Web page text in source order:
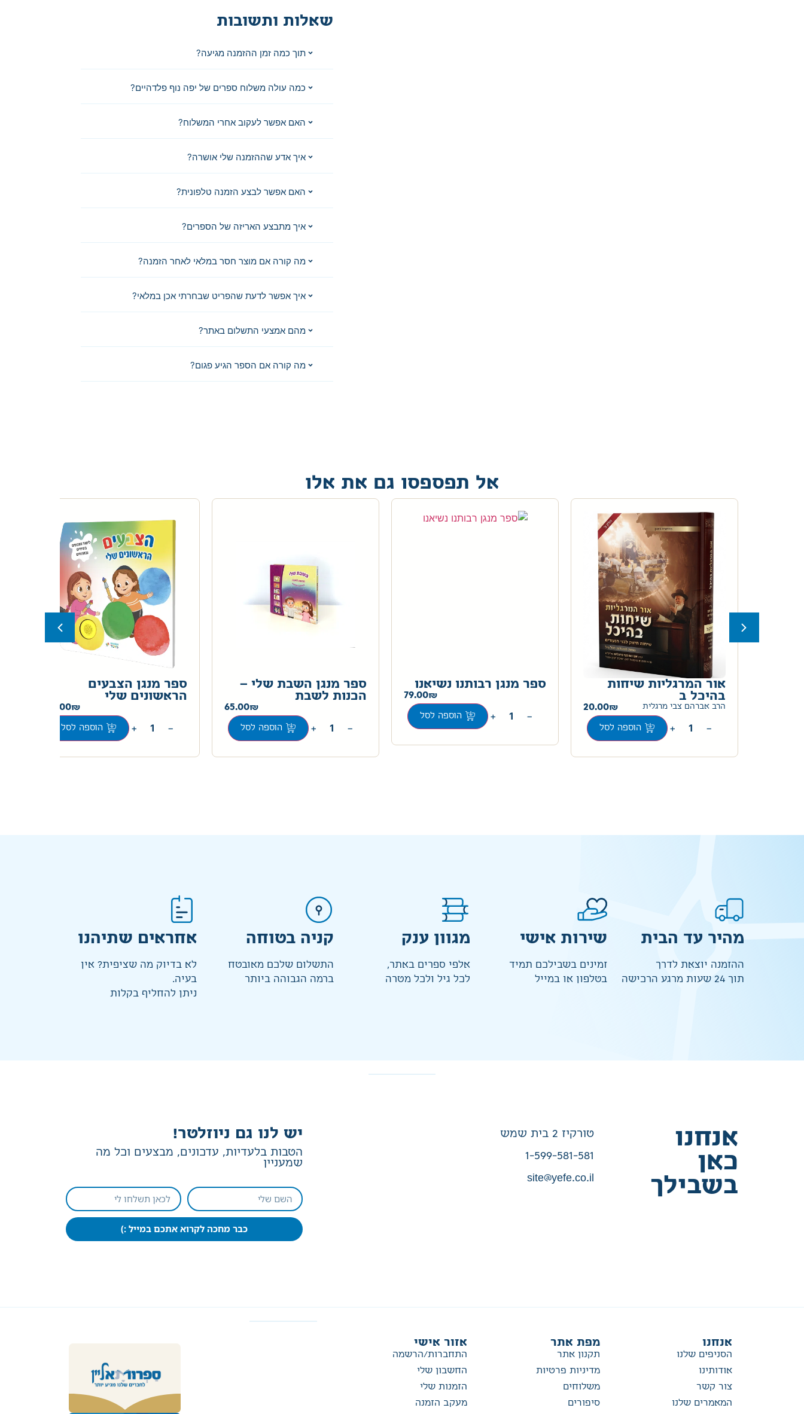
שאלות ותשובות
תוך כמה זמן ההזמנה מגיעה?
כמה עולה משלוח ספרים של יפה נוף פלדהיים?
האם אפשר לעקוב אחרי המשלוח?
איך אדע שההזמנה שלי אושרה?
האם אפשר לבצע הזמנה טלפונית?
איך מתבצע האריזה של הספרים?
מה קורה אם מוצר חסר במלאי לאחר הזמנה?
איך אפשר לדעת שהפריט שבחרתי אכן במלאי?
מהם אמצעי התשלום באתר?
מה קורה אם הספר הגיע פגום?
אל תפספסו גם את אלו
אור המרגליות שיחות
בהיכל ב
הרב אברהם צבי מרגלית 20.00
−
+ הוספה לסל
ספר מנגן רבותנו נשיאנו
79.00
−
+ הוספה לסל
ספר מנגן השבת שלי –
הכנות לשבת
65.00
−
+ הוספה לסל
ספר מנגן הצבעים
הראשונים שלי
40.00
−
+ הוספה לסל
מהיר עד הבית
ההזמנה יוצאת לדרך
תוך 24 שעות מרגע הרכישה
שירות אישי
זמינים בשבילכם תמיד
בטלפון או במייל
מגוון ענק
אלפי ספרים באתר,
לכל גיל ולכל מטרה
קניה בטוחה
התשלום שלכם מאובטח
ברמה הגבוהה ביותר
אחראים שתיהנו
לא בדיוק מה שציפית? אין
בעיה.
ניתן להחליף בקלות
אנחנו
כאן
בשבילך
טורקיז 2 בית שמש
1-599-581-581
site@yefe.co.il
יש לנו גם ניוזלטר!
הטבות בלעדיות, עדכונים, מבצעים וכל מה
שמעניין
כבר מחכה לקרוא אתכם במייל :)
אנחנו
הסניפים שלנו
אודותינו
צור קשר
המאמרים שלנו
מפת אתר
תקנון אתר
מדיניות פרטיות
משלוחים
סיפורים
אזור אישי
התחברות/הרשמה
החשבון שלי
הזמנות שלי
מעקב הזמנה